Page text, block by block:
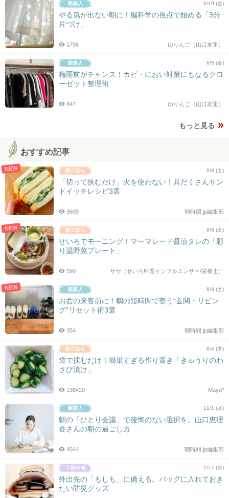
6/19 (金)
やる気が出ない朝に！脳科学の視点で始める「3分
片づけ」
ゆりんご（山口友里）
1798
6/5 (金)
梅雨前がチャンス！カビ・におい対策にもなるクロ
ーゼット整理術
ゆりんご（山口友里）
847
もっと見る
おすすめ記事
NEW 8/8 (土)
「切って挟むだけ」火を使わない！具だくさんサン
ドイッチレシピ3選
朝時間.jp編集部
3609
NEW 8/8 (土)
せいろでモーニング！マーマレード醤油タレの「彩
り温野菜プレート」
サヤ（せいろ料理インフルエンサー/栄養士）
590
NEW 8/8 (土)
お盆の来客前に！朝の短時間で整う“玄関・リビン
グ”リセット術3選
朝時間.jp編集部
354
8/4 (木)
袋で揉むだけ！簡単すぎる作り置き「きゅうりのわ
さび漬け」
Mayu*
138420
11/1 (水)
朝の「ひとり会議」で後悔のない選択を。山口恵理
香さんの朝の過ごし方
朝時間.jp編集部
4644
1/17 (水)
外出先の「もしも」に備える。バッグに入れておき
たい防災グッズ